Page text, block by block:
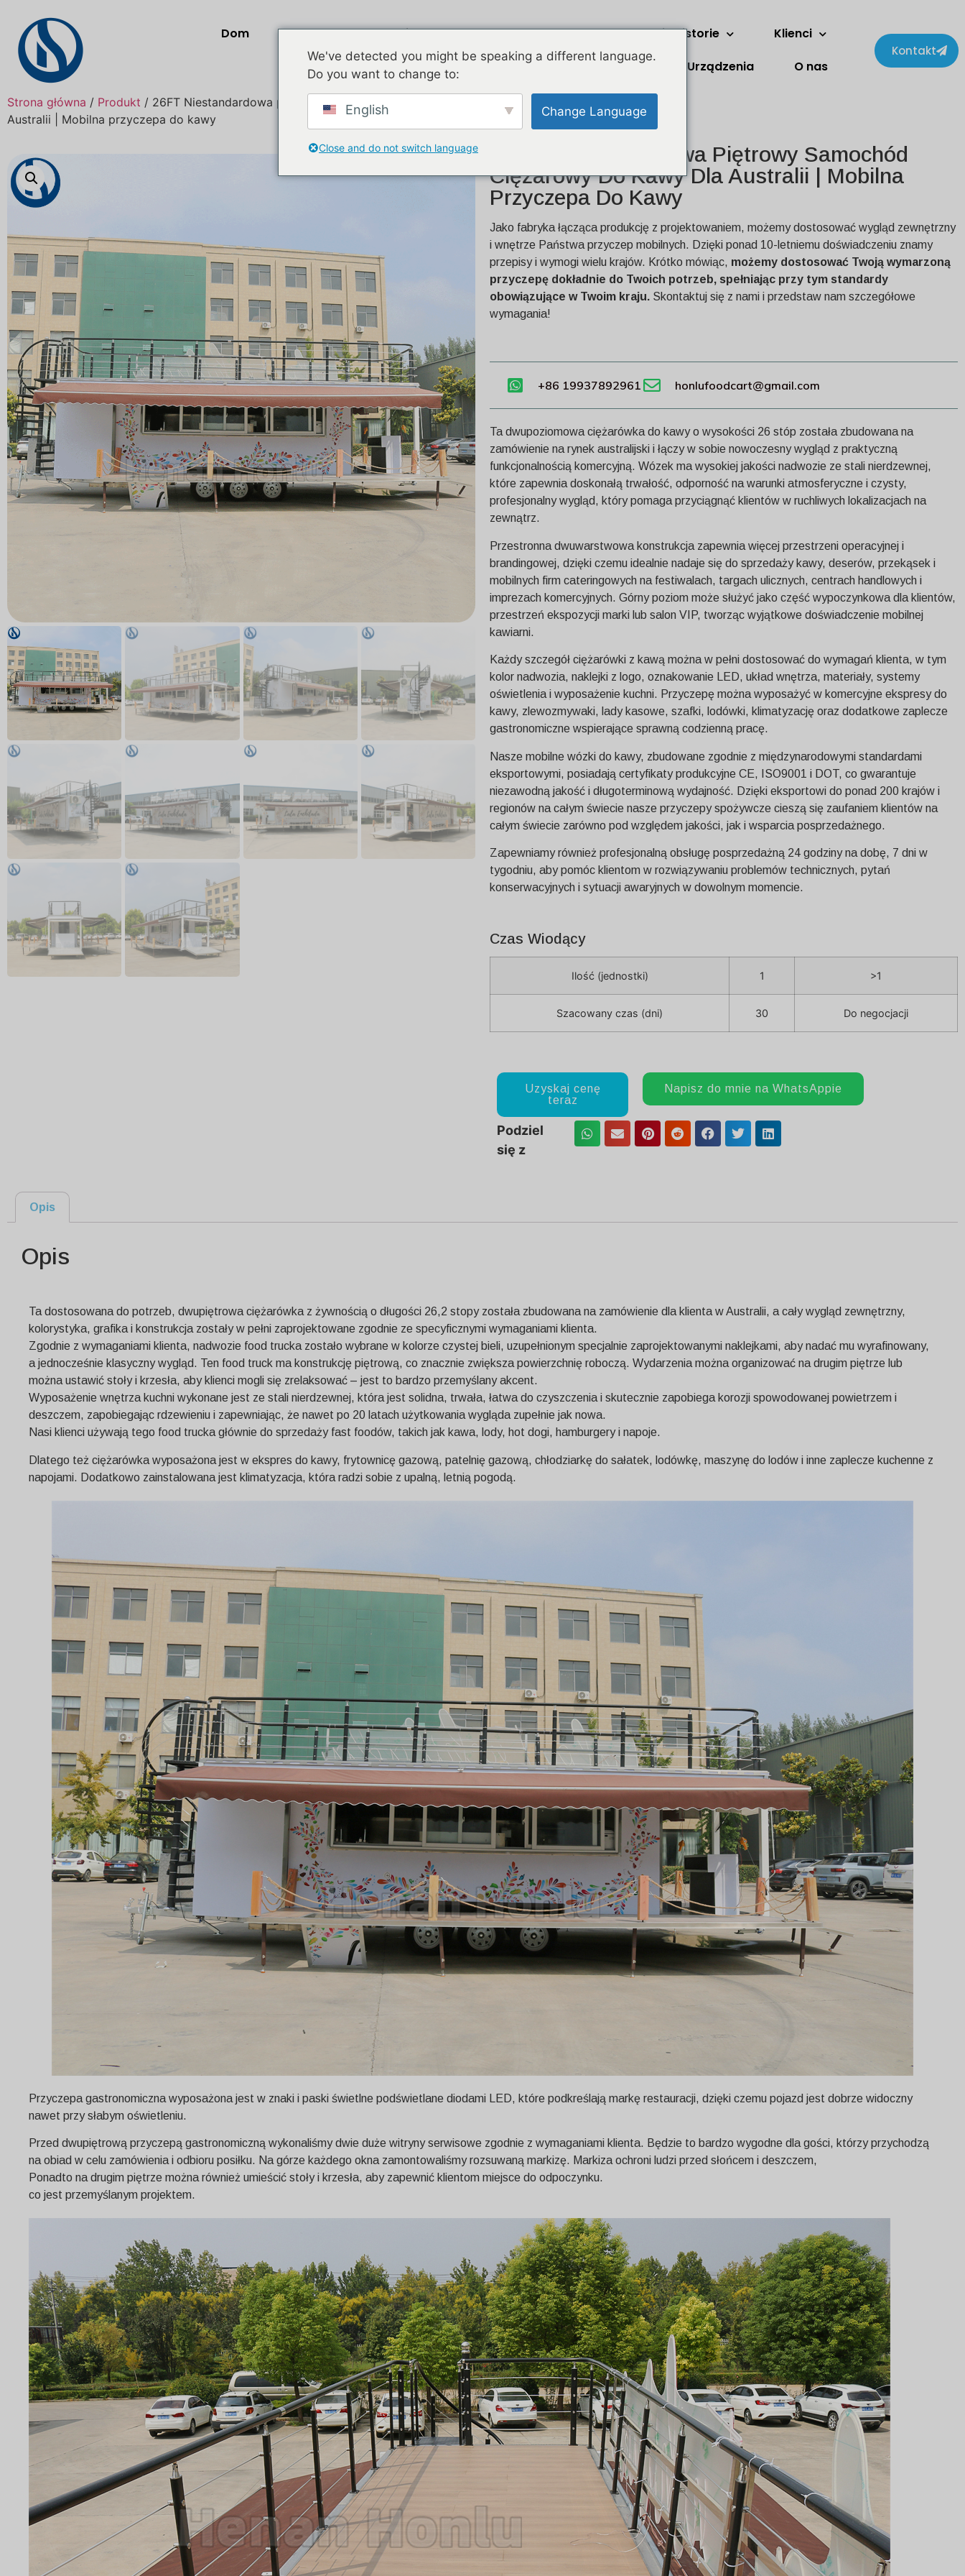
Dom Produkty Airstream Ocynkowany Dwie historie
Klienci
Urządzenia
O nas
Kontakt
Strona główna / Produkt / 26FT Niestandardowa piętrowa ciężarówka do kawy dla
Australii | Mobilna przyczepa do kawy
26FT Niestandardowa Piętrowy Samochód
Ciężarowy Do Kawy Dla Australii | Mobilna
Przyczepa Do Kawy
Jako fabryka łącząca produkcję z projektowaniem, możemy dostosować wygląd zewnętrzny
i wnętrze Państwa przyczep mobilnych. Dzięki ponad 10-letniemu doświadczeniu znamy
przepisy i wymogi wielu krajów. Krótko mówiąc, możemy dostosować Twoją wymarzoną
przyczepę dokładnie do Twoich potrzeb, spełniając przy tym standardy
obowiązujące w Twoim kraju. Skontaktuj się z nami i przedstaw nam szczegółowe
wymagania!
+86 19937892961 honlufoodcart@gmail.com
Ta dwupoziomowa ciężarówka do kawy o wysokości 26 stóp została zbudowana na
zamówienie na rynek australijski i łączy w sobie nowoczesny wygląd z praktyczną
funkcjonalnością komercyjną. Wózek ma wysokiej jakości nadwozie ze stali nierdzewnej,
które zapewnia doskonałą trwałość, odporność na warunki atmosferyczne i czysty,
profesjonalny wygląd, który pomaga przyciągnąć klientów w ruchliwych lokalizacjach na
zewnątrz.
Przestronna dwuwarstwowa konstrukcja zapewnia więcej przestrzeni operacyjnej i
brandingowej, dzięki czemu idealnie nadaje się do sprzedaży kawy, deserów, przekąsek i
mobilnych firm cateringowych na festiwalach, targach ulicznych, centrach handlowych i
imprezach komercyjnych. Górny poziom może służyć jako część wypoczynkowa dla klientów,
przestrzeń ekspozycji marki lub salon VIP, tworząc wyjątkowe doświadczenie mobilnej
kawiarni.
Każdy szczegół ciężarówki z kawą można w pełni dostosować do wymagań klienta, w tym
kolor nadwozia, naklejki z logo, oznakowanie LED, układ wnętrza, materiały, systemy
oświetlenia i wyposażenie kuchni. Przyczepę można wyposażyć w komercyjne ekspresy do
kawy, zlewozmywaki, lady kasowe, szafki, lodówki, klimatyzację oraz dodatkowe zaplecze
gastronomiczne wspierające sprawną codzienną pracę.
Nasze mobilne wózki do kawy, zbudowane zgodnie z międzynarodowymi standardami
eksportowymi, posiadają certyfikaty produkcyjne CE, ISO9001 i DOT, co gwarantuje
niezawodną jakość i długoterminową wydajność. Dzięki eksportowi do ponad 200 krajów i
regionów na całym świecie nasze przyczepy spożywcze cieszą się zaufaniem klientów na
całym świecie zarówno pod względem jakości, jak i wsparcia posprzedażnego.
Zapewniamy również profesjonalną obsługę posprzedażną 24 godziny na dobę, 7 dni w
tygodniu, aby pomóc klientom w rozwiązywaniu problemów technicznych, pytań
konserwacyjnych i sytuacji awaryjnych w dowolnym momencie.
Czas Wiodący
Ilość (jednostki) 1 >1
Szacowany czas (dni) 30 Do negocjacji
Uzyskaj cenę
teraz
Napisz do mnie na WhatsAppie
Podziel
się z
Opis
Opis
Ta dostosowana do potrzeb, dwupiętrowa ciężarówka z żywnością o długości 26,2 stopy została zbudowana na zamówienie dla klienta w Australii, a cały wygląd zewnętrzny,
kolorystyka, grafika i konstrukcja zostały w pełni zaprojektowane zgodnie ze specyficznymi wymaganiami klienta.
Zgodnie z wymaganiami klienta, nadwozie food trucka zostało wybrane w kolorze czystej bieli, uzupełnionym specjalnie zaprojektowanymi naklejkami, aby nadać mu wyrafinowany,
a jednocześnie klasyczny wygląd. Ten food truck ma konstrukcję piętrową, co znacznie zwiększa powierzchnię roboczą. Wydarzenia można organizować na drugim piętrze lub
można ustawić stoły i krzesła, aby klienci mogli się zrelaksować – jest to bardzo przemyślany akcent.
Wyposażenie wnętrza kuchni wykonane jest ze stali nierdzewnej, która jest solidna, trwała, łatwa do czyszczenia i skutecznie zapobiega korozji spowodowanej powietrzem i
deszczem, zapobiegając rdzewieniu i zapewniając, że nawet po 20 latach użytkowania wygląda zupełnie jak nowa.
Nasi klienci używają tego food trucka głównie do sprzedaży fast foodów, takich jak kawa, lody, hot dogi, hamburgery i napoje.
Dlatego też ciężarówka wyposażona jest w ekspres do kawy, frytownicę gazową, patelnię gazową, chłodziarkę do sałatek, lodówkę, maszynę do lodów i inne zaplecze kuchenne z
napojami. Dodatkowo zainstalowana jest klimatyzacja, która radzi sobie z upalną, letnią pogodą.
Przyczepa gastronomiczna wyposażona jest w znaki i paski świetlne podświetlane diodami LED, które podkreślają markę restauracji, dzięki czemu pojazd jest dobrze widoczny
nawet przy słabym oświetleniu.
Przed dwupiętrową przyczepą gastronomiczną wykonaliśmy dwie duże witryny serwisowe zgodnie z wymaganiami klienta. Będzie to bardzo wygodne dla gości, którzy przychodzą
na obiad w celu zamówienia i odbioru posiłku. Na górze każdego okna zamontowaliśmy rozsuwaną markizę. Markiza ochroni ludzi przed słońcem i deszczem,
Ponadto na drugim piętrze można również umieścić stoły i krzesła, aby zapewnić klientom miejsce do odpoczynku.
co jest przemyślanym projektem.
We've detected you might be speaking a different language.
Do you want to change to:
English Change Language
Close and do not switch language
Svenska